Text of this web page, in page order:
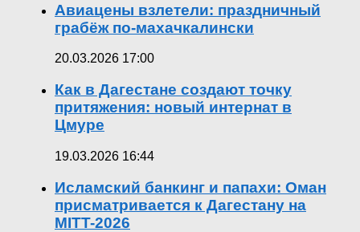
Авиацены взлетели: праздничный
грабёж по-махачкалински
20.03.2026 17:00
Как в Дагестане создают точку
притяжения: новый интернат в
Цмуре
19.03.2026 16:44
Исламский банкинг и папахи: Оман
присматривается к Дагестану на
MITT-2026